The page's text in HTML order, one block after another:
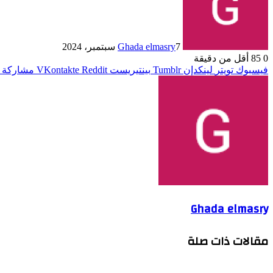
Ghada elmasry7 سبتمبر، 2024
0
أقل من دقيقة
فيسبوك تويتر لينكدإن بينتيريست مشاركة
Ghada elmasry
مقالات ذات صلة